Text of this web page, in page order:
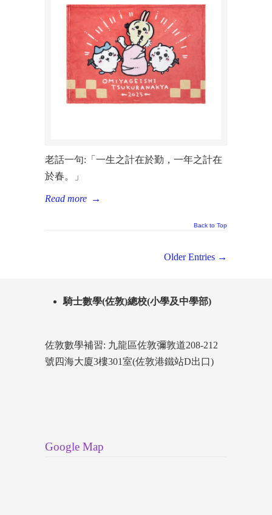
老話一句:「一生之計在於勤，一年之計在
於春。」
Read more →
Back to Top
Older Entries →
騎士數學(佐敦)總校(小學及中學部)
佐敦數學補習: 九龍區佐敦彌敦道208-212
號四海大廈3樓301室(佐敦港鐵站D出口)
Google Map